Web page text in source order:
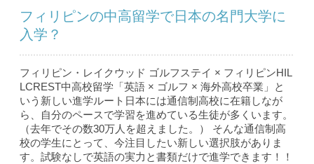
フィリピンの中高留学で日本の名門大学に
入学？
フィリピン・レイクウッド ゴルフステイ × フィリピンHIL
LCREST中高校留学「英語 × ゴルフ × 海外高校卒業」と
いう新しい進学ルート日本には通信制高校に在籍しなが
ら、自分のペースで学習を進めている生徒が多くいます。
（去年でその数30万人を超えました。） そんな通信制高
校の学生にとって、今注目したい新しい選択肢がありま
す。試験なしで英語の実力と書類だけで進学できます！！